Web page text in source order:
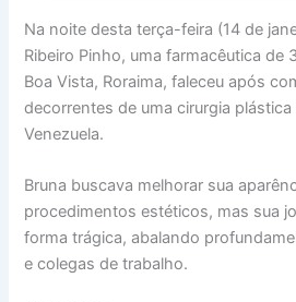
Na noite desta terça-feira (14 de
Ribeiro Pinho, uma farmacêutica de
Boa Vista, Roraima, faleceu após
decorrentes de uma cirurgia plástica
Venezuela.
Bruna buscava melhorar sua
procedimentos estéticos, mas sua
forma trágica, abalando
e colegas de trabalho.